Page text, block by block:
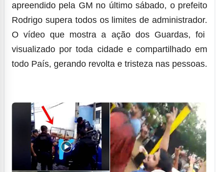
apreendido pela GM no último sábado, o prefeito
Rodrigo supera todos os limites de administrador.
O vídeo que mostra a ação dos Guardas, foi
visualizado por toda cidade e compartilhado em
todo País, gerando revolta e tristeza nas pessoas.